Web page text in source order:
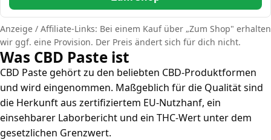
Anzeige / Affiliate-Links: Bei einem Kauf über „Zum Shop" erhalten
wir ggf. eine Provision. Der Preis ändert sich für dich nicht.
Was CBD Paste ist
CBD Paste gehört zu den beliebten CBD-Produktformen
und wird eingenommen. Maßgeblich für die Qualität sind
die Herkunft aus zertifiziertem EU-Nutzhanf, ein
einsehbarer Laborbericht und ein THC-Wert unter dem
gesetzlichen Grenzwert.